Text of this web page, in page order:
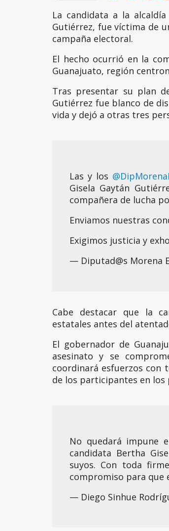
La candidata a la
Gutiérrez, fue víctima de
campaña electoral.
El hecho ocurrió en la
Guanajuato, región
Tras presentar su plan
Gutiérrez fue blanco de
vida y dejó a otras tres
Las y los
Gisela Gaytán
compañera de lucha
Enviamos nuestras
Exigimos justicia y
— Diputad@s Morena
Cabe destacar que la
estatales antes del
El gobernador de
asesinato y se
coordinará esfuerzos con
de los participantes en los
No quedará impune
candidata Bertha
suyos. Con toda
compromiso para que
— Diego Sinhue